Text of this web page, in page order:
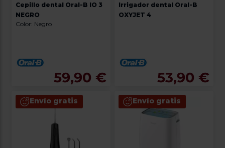
Cepillo dental Oral-B IO 3
NEGRO
Color: Negro
59,90 €
Irrigador dental Oral-B
OXYJET 4
53,90 €
Envío gratis Envío gratis